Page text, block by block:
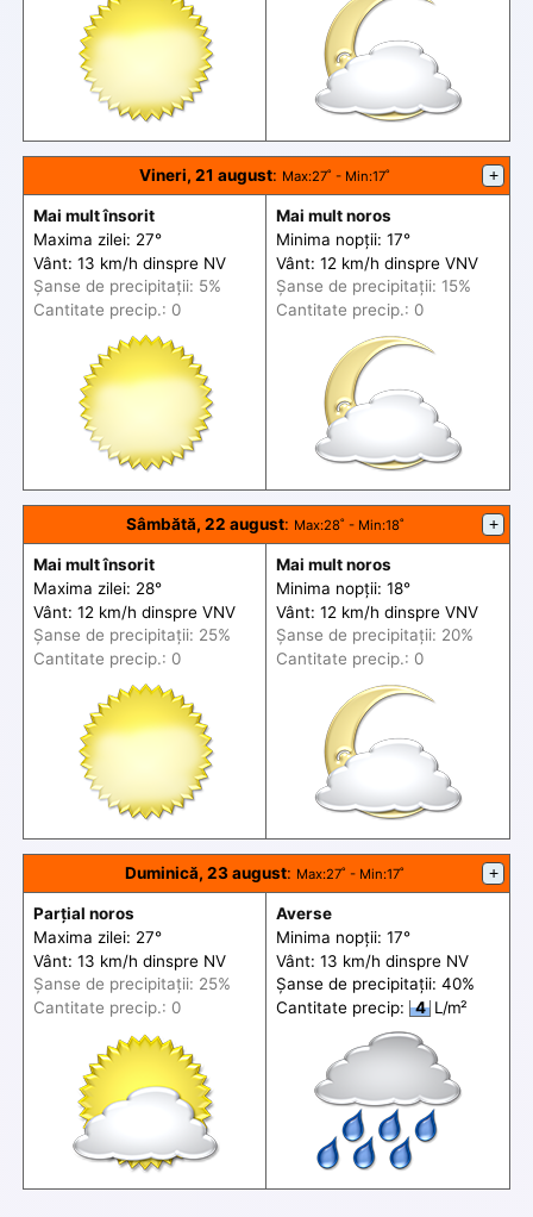
Vineri, 21 august: Max:27˚ - Min:17˚ +
Mai mult însorit
Maxima zilei: 27°
Vânt: 13 km/h dinspre NV
Șanse de precipitații: 5%
Cantitate precip.: 0
Mai mult noros
Minima nopții: 17°
Vânt: 12 km/h dinspre VNV
Șanse de precipitații: 15%
Cantitate precip.: 0
Sâmbătă, 22 august: Max:28˚ - Min:18˚ +
Mai mult însorit
Maxima zilei: 28°
Vânt: 12 km/h dinspre VNV
Șanse de precipitații: 25%
Cantitate precip.: 0
Mai mult noros
Minima nopții: 18°
Vânt: 12 km/h dinspre VNV
Șanse de precipitații: 20%
Cantitate precip.: 0
Duminică, 23 august: Max:27˚ - Min:17˚ +
Parțial noros
Maxima zilei: 27°
Vânt: 13 km/h dinspre NV
Șanse de precipitații: 25%
Cantitate precip.: 0
Averse
Minima nopții: 17°
Vânt: 13 km/h dinspre NV
Șanse de precipitații: 40%
Cantitate precip:
4 L/m²